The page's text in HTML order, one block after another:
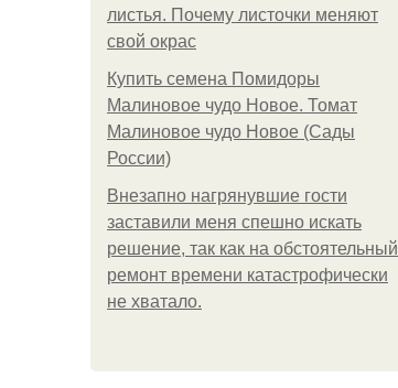
листья. Почему листочки меняют
свой окрас
Купить семена Помидоры
Малиновое чудо Новое. Томат
Малиновое чудо Новое (Сады
России)
Внезапно нагрянувшие гости
заставили меня спешно искать
решение, так как на обстоятельный
ремонт времени катастрофически
не хватало.